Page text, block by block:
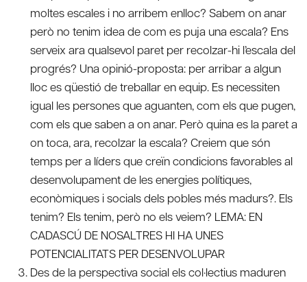
moltes escales i no arribem enlloc? Sabem on anar
però no tenim idea de com es puja una escala? Ens
serveix ara qualsevol paret per recolzar-hi l’escala del
progrés? Una opinió-proposta: per arribar a algun
lloc es qüestió de treballar en equip. Es necessiten
igual les persones que aguanten, com els que pugen,
com els que saben a on anar. Però quina es la paret a
on toca, ara, recolzar la escala? Creiem que són
temps per a líders que creïn condicions favorables al
desenvolupament de les energies polítiques,
econòmiques i socials dels pobles més madurs?. Els
tenim? Els tenim, però no els veiem? LEMA: EN
CADASCÚ DE NOSALTRES HI HA UNES
POTENCIALITATS PER DESENVOLUPAR
Des de la perspectiva social els col·lectius maduren